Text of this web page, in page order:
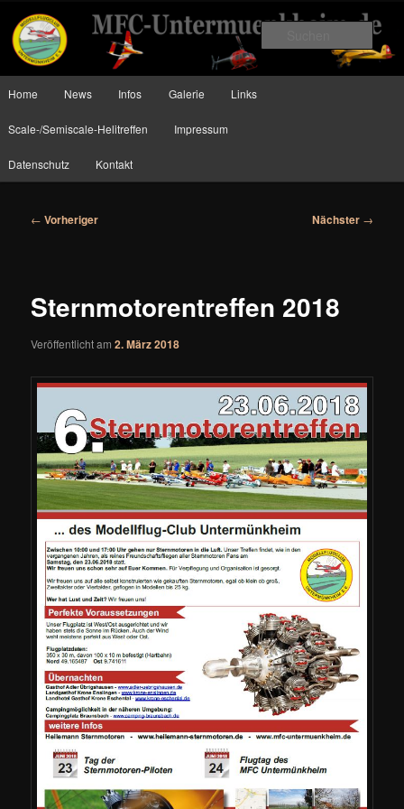
primären
Inhalt
springenMFC Untermünkheim
Planes, Helis and more….
Home News Infos Galerie Links
Scale-/Semiscale-Helitreffen Impressum
Datenschutz Kontakt
Beitragsnavigation
← Vorheriger Nächster →
Sternmotorentreffen 2018
Veröffentlicht am2. März 2018